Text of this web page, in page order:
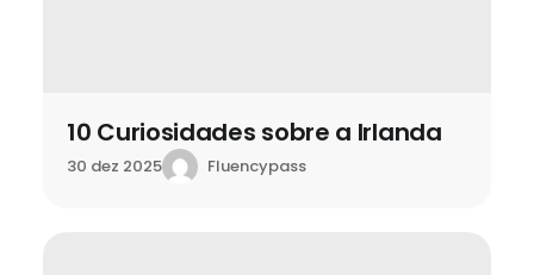
10 Curiosidades sobre a Irlanda
30 dez 2025 Fluencypass